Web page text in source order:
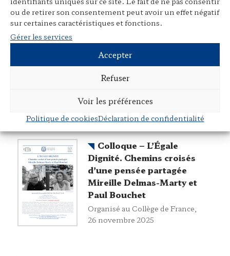
ou de retirer son consentement peut avoir un effet négatif
sur certaines caractéristiques et fonctions.
Gérer les services
Accepter
Refuser
Voir les préférences
Politique de cookiesDéclaration de confidentialité
Les Printemps du
Droit,
Justice à l’ère de la post-
vérité. Entre relatif et
universel
Organisés à l'Université de
mai 2026
Colloque – L’Égale
Dignité. Chemins croisés
d’une pensée partagée
Mireille Delmas-Marty et
Paul Bouchet
Organisé au Collège de France,
26 novembre 2025